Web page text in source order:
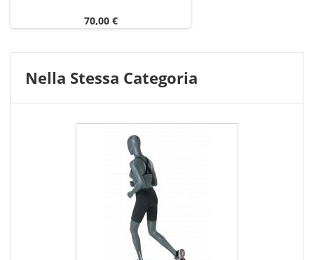
Prezzo
70,00 €
Nella Stessa Categoria